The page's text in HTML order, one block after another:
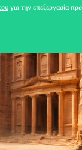
για την επεξεργασία